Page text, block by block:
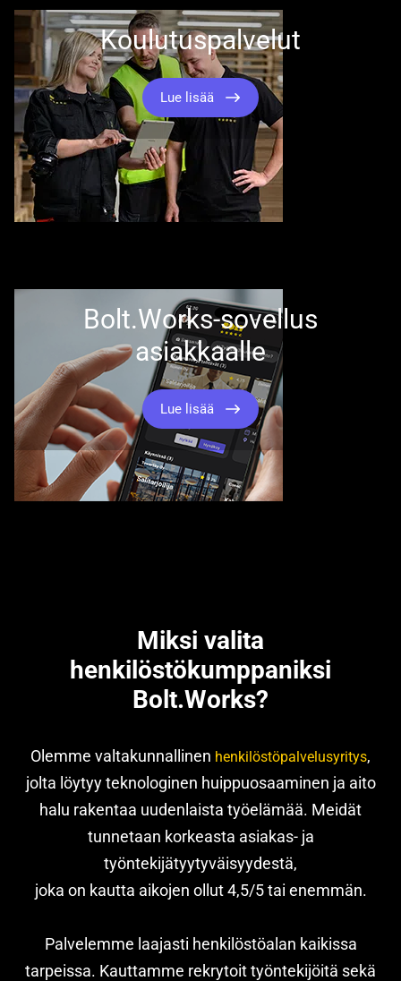
Koulutuspalvelut
Lue lisää
Bolt.Works-sovellus
asiakkaalle
Lue lisää
Miksi valita
henkilöstökumppaniksi
Bolt.Works?
Olemme valtakunnallinen henkilöstöpalvelusyritys,
jolta löytyy teknologinen huippuosaaminen ja aito
halu rakentaa uudenlaista työelämää. Meidät
tunnetaan korkeasta asiakas- ja
työntekijätyytyväisyydestä,
joka on kautta aikojen ollut 4,5/5 tai enemmän.
Palvelemme laajasti henkilöstöalan kaikissa
tarpeissa. Kauttamme rekrytoit työntekijöitä sekä